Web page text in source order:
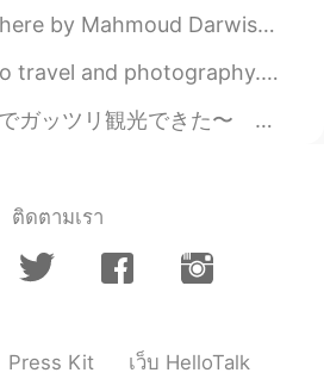
私はお店でしか食べられな
に、昨日のバーベキュー
ストビーフでローストビ
作った
った
I come from there and I have memories Born as mortals are,...
Some of the most expensive hobbies 😅 But really I c...
都をハンガリー人が日本人に案内するというおかしな、だがしかしもう割と個人的にいつも通りな感じになりました😎😋 残...
ติดตามเรา
Press Kit เว็บ HelloTalk